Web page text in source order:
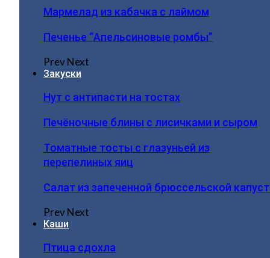
Мармелад из кабачка с лаймом
Печенье “Апельсиновые ромбы”
PrevNext
Закуски
Нут с антипасти на тостах
Печёночные блины с лисичками и сыром
Томатные тосты с глазуньей из
перепелиных яиц
Салат из запеченной брюссельской
PrevNext
Каши
Птица сдохла